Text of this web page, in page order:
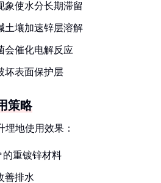
象使水分长期滞留
土壤加速锌层溶解
会催化电解反应
坏表面保护层
策略
地使用效果：
的重镀锌材料
善排水